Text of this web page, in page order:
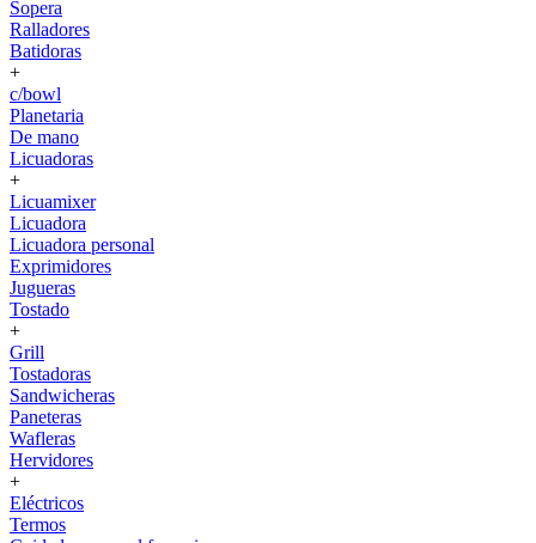
Sopera
Ralladores
Batidoras
+
c/bowl
Planetaria
De mano
Licuadoras
+
Licuamixer
Licuadora
Licuadora personal
Exprimidores
Jugueras
Tostado
+
Grill
Tostadoras
Sandwicheras
Paneteras
Wafleras
Hervidores
+
Eléctricos
Termos